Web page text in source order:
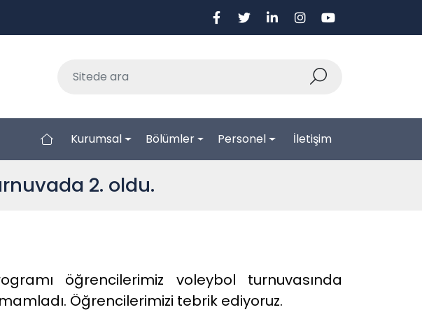
Kurumsal Bölümler Personel İletişim
2. oldu.
öğrencilerimiz voleybol turnuvasında
Öğrencilerimizi tebrik ediyoruz.